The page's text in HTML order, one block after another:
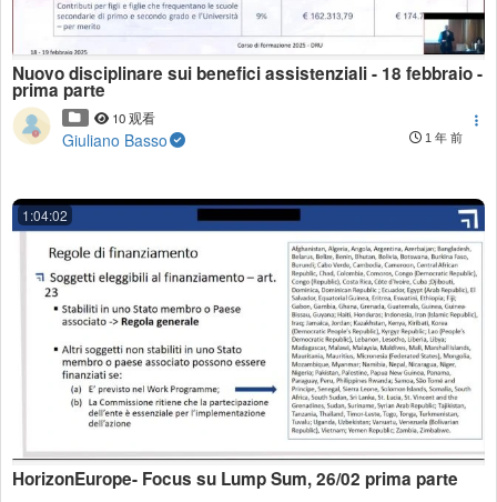
Nuovo disciplinare sui benefici assistenziali - 18 febbraio -
prima parte
10 观看
Giuliano Basso 1 年 前
1:04:02
HorizonEurope- Focus su Lump Sum, 26/02 prima parte